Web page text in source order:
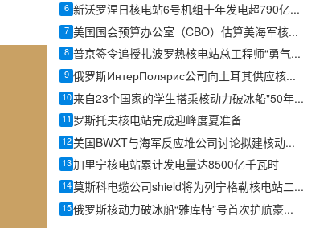
6 新沃罗涅日核电站6号机组十年发电超790亿千瓦时
7 美国国会预算办公室（CBO）估算美海军核动力战列舰舰队总成本2750亿美元
8 普京签令追授扎波罗热核电站总工程师“勇气勋章”
9 俄罗斯ИнтерПолярис公司向土耳其供应核电站球形阀
10 来自23个国家的学生搭乘核动力破冰船"50年胜利号"前往北极点
11 罗斯托夫核电站完成迎峰度夏准备
12 美国BWXT与海军反应堆公司讨论拟建核动力战舰反应堆方案
13 加里宁核电站累计发电量达8500亿千瓦时
14 莫斯科电缆公司shield将为列宁格勒核电站二期3、4号机组供应4公里母线槽
15 俄罗斯核动力破冰船“雅库特”号首次护航豪华邮轮抵达弗兰格尔岛自然保护区